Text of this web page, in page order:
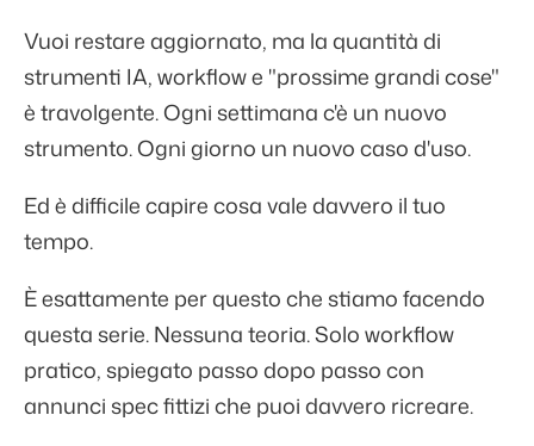
Vuoi restare aggiornato, ma la quantità di
strumenti IA, workflow e "prossime grandi cose"
è travolgente. Ogni settimana c'è un nuovo
strumento. Ogni giorno un nuovo caso d'uso.
Ed è difficile capire cosa vale davvero il tuo
tempo.
È esattamente per questo che stiamo facendo
questa serie. Nessuna teoria. Solo workflow
pratico, spiegato passo dopo passo con
annunci spec fittizi che puoi davvero ricreare.